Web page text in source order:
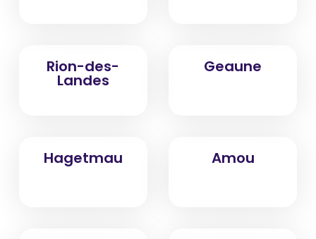
Rion-des-
Landes
Geaune
Hagetmau Amou